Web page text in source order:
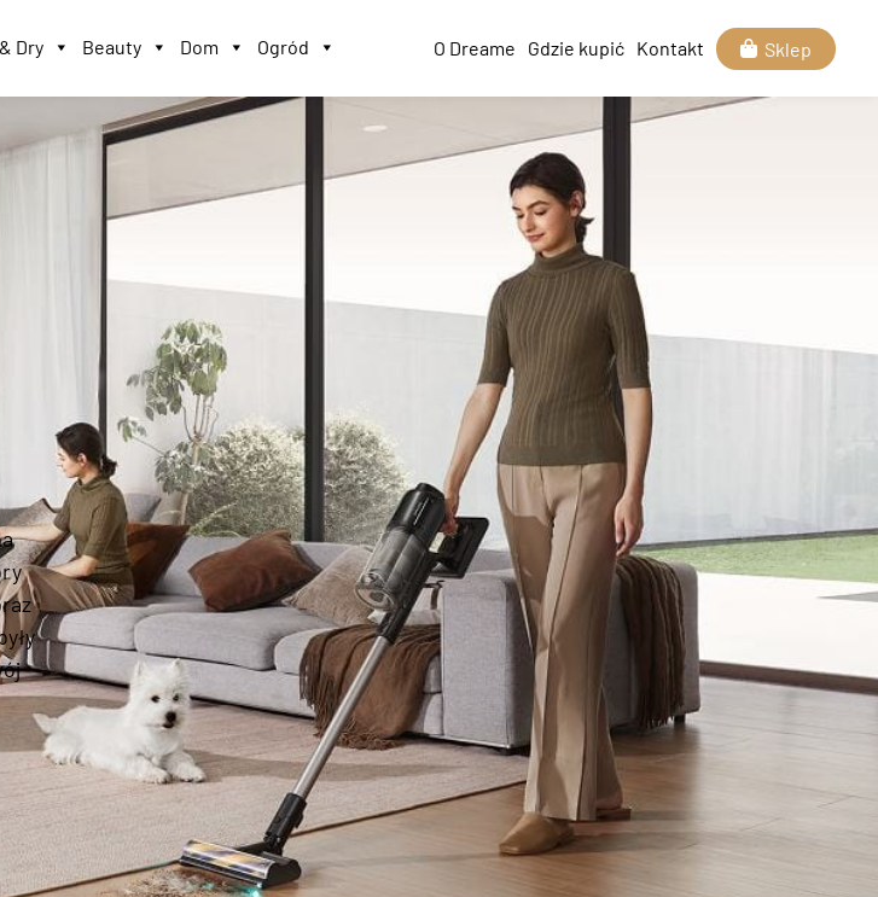
Dry Beauty Dom Ogród O Dreame Gdzie kupić Kontakt Sklep